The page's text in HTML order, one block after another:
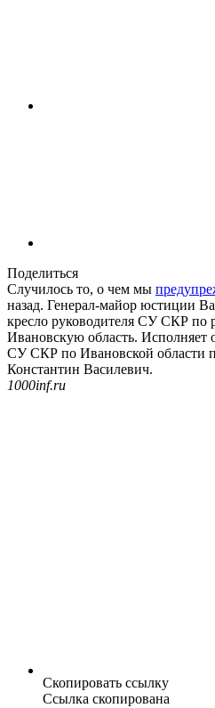
Поделиться
Случилось то, о чем мы
назад. Генерал-майор юстиции
кресло руководителя СУ СКР по
Ивановскую область. Исполняет
СУ СКР по Ивановской области
Константин Василевич.
1000inf.ru
Скопировать ссылку
Ссылка скопирована